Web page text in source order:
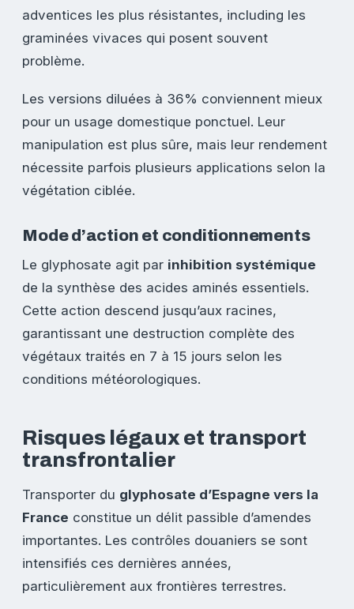
adventices les plus résistantes, including les
graminées vivaces qui posent souvent
problème.
Les versions diluées à 36% conviennent mieux
pour un usage domestique ponctuel. Leur
manipulation est plus sûre, mais leur rendement
nécessite parfois plusieurs applications selon la
végétation ciblée.
Mode d’action et conditionnements
Le glyphosate agit par inhibition systémique
de la synthèse des acides aminés essentiels.
Cette action descend jusqu’aux racines,
garantissant une destruction complète des
végétaux traités en 7 à 15 jours selon les
conditions météorologiques.
Risques légaux et transport
transfrontalier
Transporter du glyphosate d’Espagne vers la
France constitue un délit passible d’amendes
importantes. Les contrôles douaniers se sont
intensifiés ces dernières années,
particulièrement aux frontières terrestres.